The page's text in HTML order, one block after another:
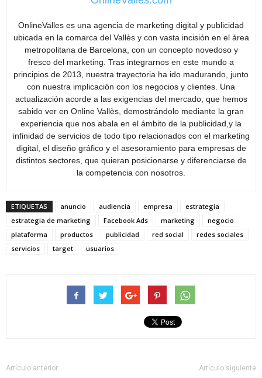
OnlineValles es una agencia de marketing digital y publicidad
ubicada en la comarca del Vallès y con vasta incisión en el área
metropolitana de Barcelona, con un concepto novedoso y
fresco del marketing. Tras integrarnos en este mundo a
principios de 2013, nuestra trayectoria ha ido madurando, junto
con nuestra implicación con los negocios y clientes. Una
actualización acorde a las exigencias del mercado, que hemos
sabido ver en Online Vallès, demostrándolo mediante la gran
experiencia que nos abala en el ámbito de la publicidad,y la
infinidad de servicios de todo tipo relacionados con el marketing
digital, el diseño gráfico y el asesoramiento para empresas de
distintos sectores, que quieran posicionarse y diferenciarse de
la competencia con nosotros.
ETIQUETAS anuncio audiencia empresa
estrategia
estrategia de marketing
Facebook Ads marketing
negocio
plataforma
productos publicidad red social
redes sociales
servicios
target usuarios
Artículo anterior Artículo siguiente